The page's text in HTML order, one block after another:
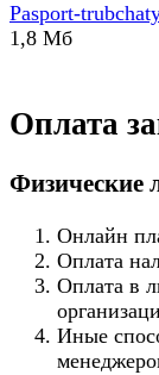
Pasport-
1,8 Мб
Оплата
Физические
Онлайн
Оплата
Оплата в
Иные